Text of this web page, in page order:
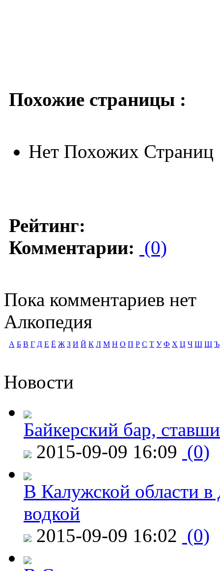
Похожие страницы :
Нет Похожих Страниц
Рейтинг:
Комментарии: (0)
Пока комментариев нет
Алкопедия
А Б В Г Д Е Ё Ж З И Й К Л М Н О П Р С Т У Ф Х Ц Ч Ш Щ Ъ
Новости
Байкерский бар,
2015-09-09 16:09 (0)
В Калужской области в
водкой
2015-09-09 16:02 (0)